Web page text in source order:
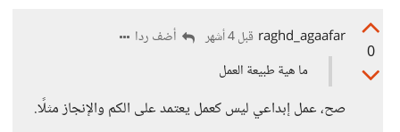
0
raghd_agaafar قبل 4 أشهر
أضف ردا
ما هية طبيعة العمل
صح، عمل إبداعي ليس كعمل يعتمد على الكم والإنجاز مثلًا.